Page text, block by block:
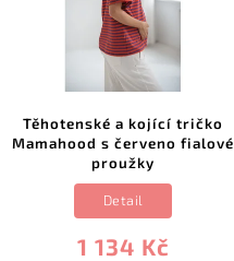
Těhotenské a kojící tričko
Mamahood s červeno fialové
proužky
1 134 Kč
Detail